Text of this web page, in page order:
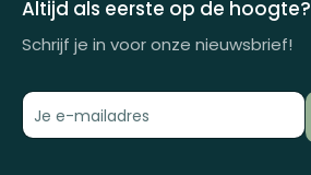
Altijd als eerste op de hoogte?
Schrijf je in voor onze nieuwsbrief!